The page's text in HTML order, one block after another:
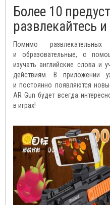
Более 10
развлекайтесь
Помимо
и образовательные, с
изучать английские слова и
действиям. В приложении
и постоянно появляются
AR Gun будет всегда
в играх!